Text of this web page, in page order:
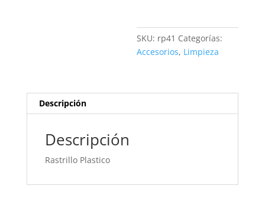
SKU: rp41 Categorías:
Accesorios, Limpieza
Descripción
Descripción
Rastrillo Plastico